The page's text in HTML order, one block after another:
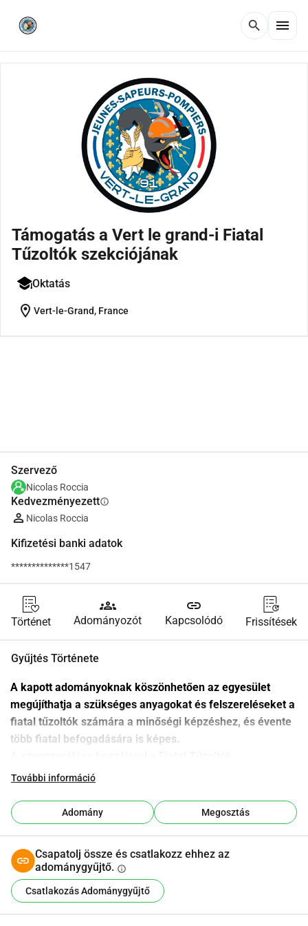
search menu
Támogatás a Vert le grand-i Fiatal
Tűzoltók szekciójának
Oktatás
location_on Vert-le-Grand, France
Szervező
Nicolas Roccia
Kedvezményezettinfo
Nicolas Roccia
Kifizetési banki adatok
**************1547
Történet
groups
Adományozót
link
Kapcsolódó Frissítések
Gyűjtés Története
A kapott adományoknak köszönhetően az egyesület
megújíthatja a szükséges anyagokat és felszereléseket a
fiatal tűzoltók számára a minőségi képzéshez, és évente
több fiatal befogadására is képes.
Egyesületének megfelelő működéséhez, lehetővé téve
szükséges felszerelések megvalósítását.
Továbbá lehetővé teszi pedagógiai segédanyagok
Dons à des organismes d'intérêt général ou
reconnu d'utilité publique établis en France
A támogatások adókedvezményhez juttatnak, amely a
További információ
Adomány Megosztás
Csapatolj össze és csatlakozz ehhez az
adománygyűjtő. info
Csatlakozás Adománygyűjtő